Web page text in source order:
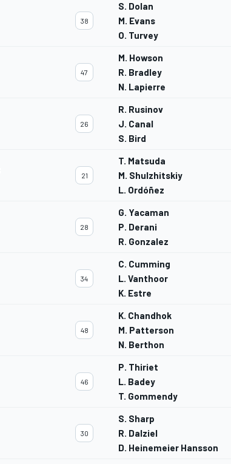
38
S. Dolan
M. Evans
O. Turvey
47
M. Howson
R. Bradley
N. Lapierre
26
R. Rusinov
J. Canal
S. Bird
21
T. Matsuda
M. Shulzhitskiy
L. Ordóñez
28
G. Yacaman
P. Derani
R. Gonzalez
34
C. Cumming
L. Vanthoor
K. Estre
48
K. Chandhok
M. Patterson
N. Berthon
46
P. Thiriet
L. Badey
T. Gommendy
30
S. Sharp
R. Dalziel
D. Heinemeier Hansson